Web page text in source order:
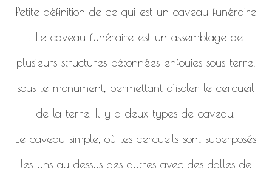
Petite définition de ce qui est un caveau funéraire
: Le caveau funéraire est un assemblage de
plusieurs structures bétonnées enfouies sous terre,
sous le monument, permettant d’isoler le cercueil
de la terre. Il y a deux types de caveau.
Le caveau simple, où les cercueils sont superposés
les uns au-dessus des autres avec des dalles de